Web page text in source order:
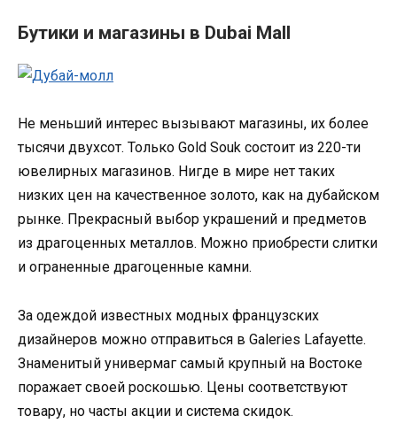
Бутики и магазины в Dubai Mall
Не меньший интерес вызывают магазины, их более
тысячи двухсот. Только Gold Souk состоит из 220-ти
ювелирных магазинов. Нигде в мире нет таких
низких цен на качественное золото, как на дубайском
рынке. Прекрасный выбор украшений и предметов
из драгоценных металлов. Можно приобрести слитки
и ограненные драгоценные камни.
За одеждой известных модных французских
дизайнеров можно отправиться в Galeries Lafayette.
Знаменитый универмаг самый крупный на Востоке
поражает своей роскошью. Цены соответствуют
товару, но часты акции и система скидок.